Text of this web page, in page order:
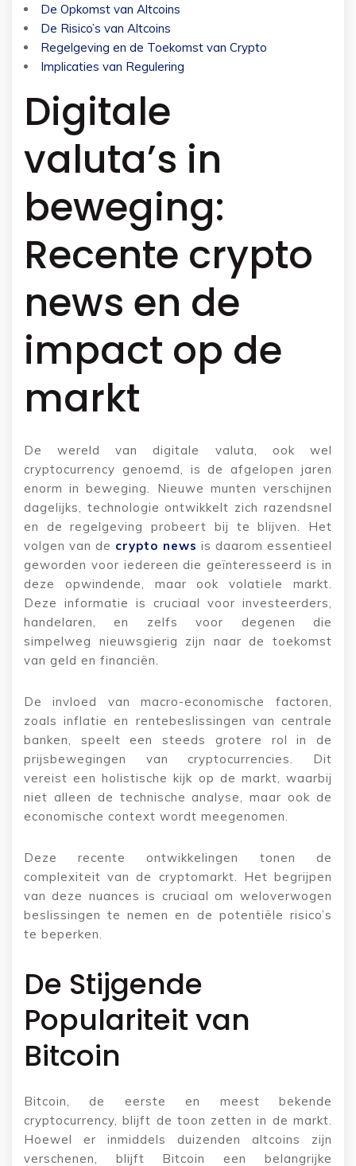
De Opkomst van Altcoins
De Risico’s van Altcoins
Regelgeving en de Toekomst van Crypto
Implicaties van Regulering
Digitale
valuta’s in
beweging:
Recente crypto
news en de
impact op de
markt
De wereld van digitale valuta, ook wel
cryptocurrency genoemd, is de afgelopen jaren
enorm in beweging. Nieuwe munten verschijnen
dagelijks, technologie ontwikkelt zich razendsnel
en de regelgeving probeert bij te blijven. Het
volgen van de crypto news is daarom essentieel
geworden voor iedereen die geïnteresseerd is in
deze opwindende, maar ook volatiele markt.
Deze informatie is cruciaal voor investeerders,
handelaren, en zelfs voor degenen die
simpelweg nieuwsgierig zijn naar de toekomst
van geld en financiën.
De invloed van macro-economische factoren,
zoals inflatie en rentebeslissingen van centrale
banken, speelt een steeds grotere rol in de
prijsbewegingen van cryptocurrencies. Dit
vereist een holistische kijk op de markt, waarbij
niet alleen de technische analyse, maar ook de
economische context wordt meegenomen.
Deze recente ontwikkelingen tonen de
complexiteit van de cryptomarkt. Het begrijpen
van deze nuances is cruciaal om weloverwogen
beslissingen te nemen en de potentiële risico’s
te beperken.
De Stijgende
Populariteit van
Bitcoin
Bitcoin, de eerste en meest bekende
cryptocurrency, blijft de toon zetten in de markt.
Hoewel er inmiddels duizenden altcoins zijn
verschenen, blijft Bitcoin een belangrijke